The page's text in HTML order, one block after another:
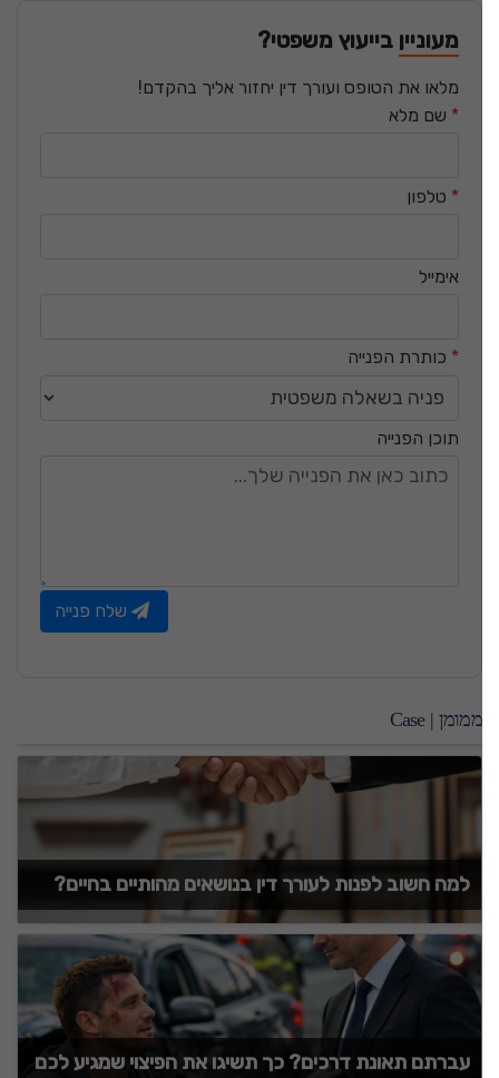
מעוניין בייעוץ משפטי?
מלאו את הטופס ועורך דין יחזור אליך בהקדם!
שם מלא
טלפון
אימייל
כותרת הפנייה
תוכן הפנייה
שלח פנייה
ממומן | Case
למה חשוב לפנות לעורך דין בנושאים מהותיים בחיים?
עברתם תאונת דרכים? כך תשיגו את הפיצוי שמגיע לכם